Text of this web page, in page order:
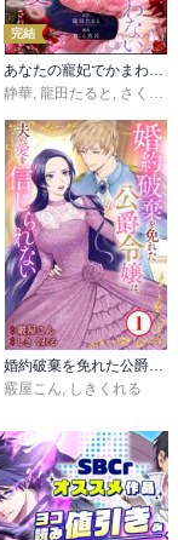
完結
あなたの寵妃でかまわない ～騎士令嬢は吸血公爵に溺愛される～ コミック版 （分冊版）
静華, 龍田たると , さくら真呂
婚約破棄を免れた公爵令嬢は、夫の愛を信じられない
霰屋こん, しきくれる